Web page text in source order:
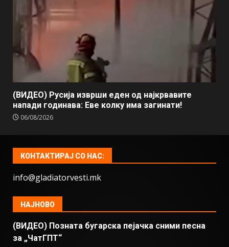
(ВИДЕО) Русија изврши еден од најкрвавите
напади годинава: Еве колку има загинати!
06/08/2026
КОНТАКТИРАЈ СО НАС:
info@gladiatorvesti.mk
НАЈНОВО
(ВИДЕО) Позната бугарска пејачка сними песна
за „ЧатГПТ“